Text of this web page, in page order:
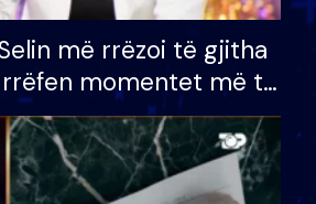
më rrëzoi të gjitha
rrëfen momentet më të
e BB VIP: Do më
e mëngjesit kur…